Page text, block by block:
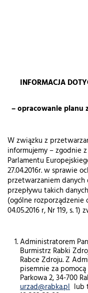
INFORMACJA
– opracowanie planu
W związku z
informujemy – zgodnie z
Parlamentu
27.04.2016r. w sprawie
przetwarzaniem
przepływu takich
(ogólne rozporządzenie
04.05.2016 r, Nr 119, s. 1)
Administratorem
Burmistrz Rabki
Rabce Zdroju. Z
pisemnie za
Parkowa 2, 34-700
urzad@rabka.pl lub